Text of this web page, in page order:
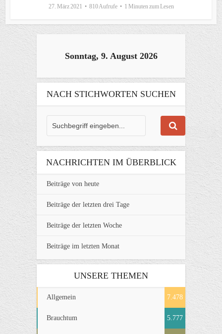
27. März 2021 810 Aufrufe 1 Minuten zum Lesen
Sonntag, 9. August 2026
NACH STICHWORTEN SUCHEN
NACHRICHTEN IM ÜBERBLICK
Beiträge von heute
Beiträge der letzten drei Tage
Beiträge der letzten Woche
Beiträge im letzten Monat
UNSERE THEMEN
Allgemein 7.478
Brauchtum 5.777